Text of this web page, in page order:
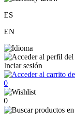
ES
EN
Inciar sesión
0
0